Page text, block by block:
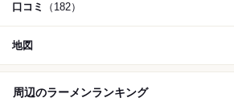
口コミ （182）
地図
周辺のラーメンランキング